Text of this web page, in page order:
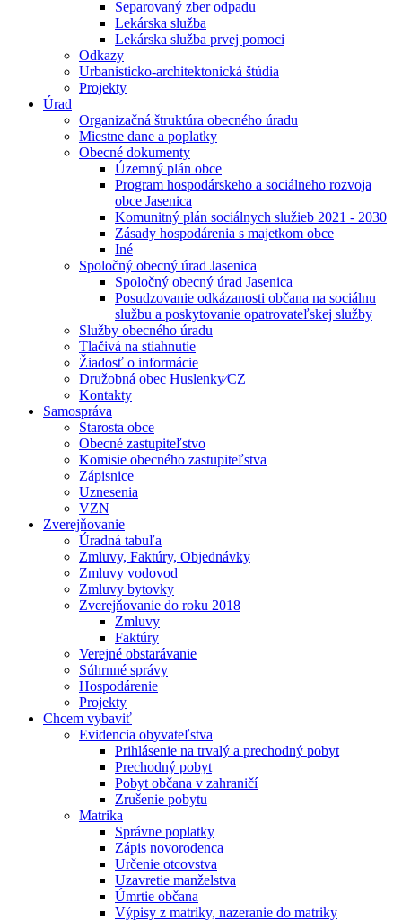
Separovaný zber odpadu
Lekárska služba
Lekárska služba prvej pomoci
Odkazy
Urbanisticko-architektonická štúdia
Projekty
Úrad
Organizačná štruktúra obecného úradu
Miestne dane a poplatky
Obecné dokumenty
Územný plán obce
Program hospodárskeho a sociálneho rozvoja
obce Jasenica
Komunitný plán sociálnych služieb 2021 - 2030
Zásady hospodárenia s majetkom obce
Iné
Spoločný obecný úrad Jasenica
Spoločný obecný úrad Jasenica
Posudzovanie odkázanosti občana na sociálnu
službu a poskytovanie opatrovateľskej služby
Služby obecného úradu
Tlačivá na stiahnutie
Žiadosť o informácie
Družobná obec Huslenky⁄CZ
Kontakty
Samospráva
Starosta obce
Obecné zastupiteľstvo
Komisie obecného zastupiteľstva
Zápisnice
Uznesenia
VZN
Zverejňovanie
Úradná tabuľa
Zmluvy, Faktúry, Objednávky
Zmluvy vodovod
Zmluvy bytovky
Zverejňovanie do roku 2018
Zmluvy
Faktúry
Verejné obstarávanie
Súhrnné správy
Hospodárenie
Projekty
Chcem vybaviť
Evidencia obyvateľstva
Prihlásenie na trvalý a prechodný pobyt
Prechodný pobyt
Pobyt občana v zahraničí
Zrušenie pobytu
Matrika
Správne poplatky
Zápis novorodenca
Určenie otcovstva
Uzavretie manželstva
Úmrtie občana
Výpisy z matriky, nazeranie do matriky